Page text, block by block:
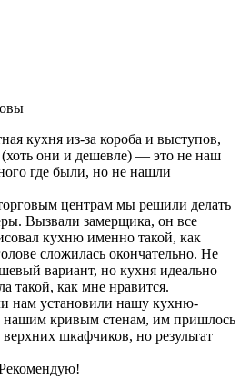
кухня из-за короба и выступов,
они и дешевле) — это не наш
где были, но не нашли
центрам мы решили делать
Вызвали замерщика, он все
кухню именно такой, как
сложилась окончательно. Не
вариант, но кухня идеально
такой, как мне нравится.
нам установили нашу кухню-
нашим кривым стенам, им пришлось
шкафчиков, но результат